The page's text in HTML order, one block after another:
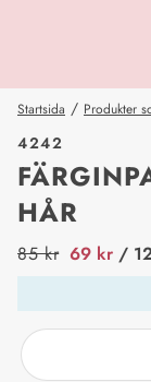
Startsida / Produkter
4242
HÅR
price_label
85 kr 69 kr /